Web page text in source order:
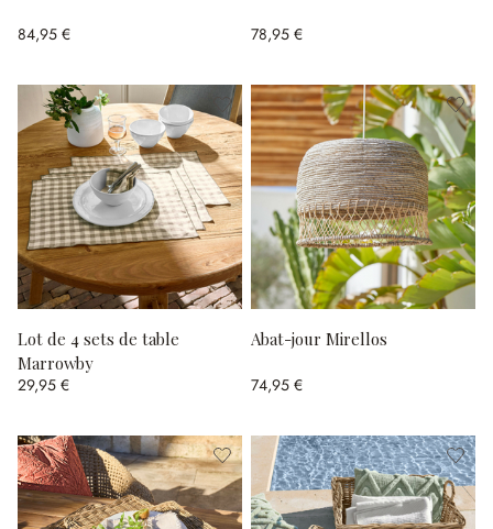
84,95 € 78,95 €
Lot de 4 sets de table
Marrowby
29,95 €
Abat-jour Mirellos
74,95 €